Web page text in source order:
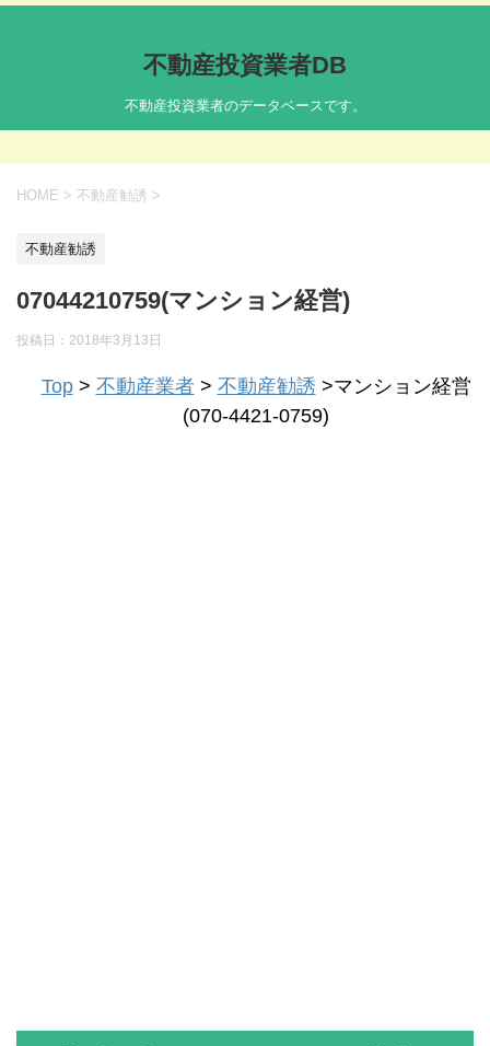
不動産投資業者DB
不動産投資業者のデータベースです。
HOME > 不動産勧誘 >
不動産勧誘
07044210759(マンション経営)
投稿日： 2018年3月13日
Top> 不動産業者> 不動産勧誘 >マンション経営
(070-4421-0759)